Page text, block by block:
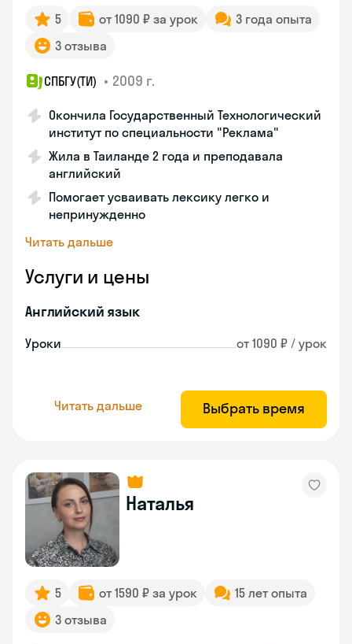
5 от 1090 ₽ за урок
3 года опыта
3 отзыва
СПБГУ(ТИ) • 2009 г.
Окончила Государственный Технологический
институт по специальности "Реклама"
Жила в Таиланде 2 года и преподавала
английский
Помогает усваивать лексику легко и
непринужденно
Читать дальше
Услуги и цены
Английский язык
Уроки от 1090 ₽ / урок
Читать дальше Выбрать время
Наталья
5 от 1590 ₽ за урок
15 лет опыта
3 отзыва